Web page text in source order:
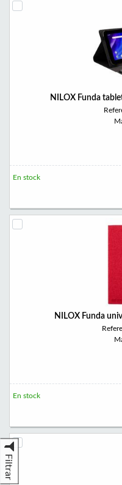
Filtrar
NILOX Funda
En stock
NILOX Funda
En stock